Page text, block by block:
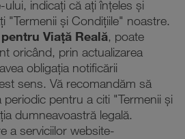
ului, indicați că ați înțeles și
"Termenii și Condițiile" noastre.
Viaţă Reală, poate
oricând, prin actualizarea
obligația notificării
sens. Vă recomandăm să
periodic pentru a citi "Termenii și
dumneavoastră legală.
a serviciilor website-